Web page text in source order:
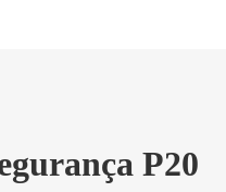
P20